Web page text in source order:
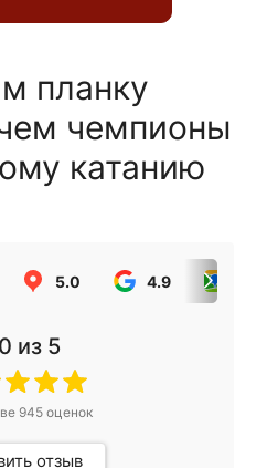
планку
чемпионы
катанию
5.0 4.9
из 5
945оценок
отзыв